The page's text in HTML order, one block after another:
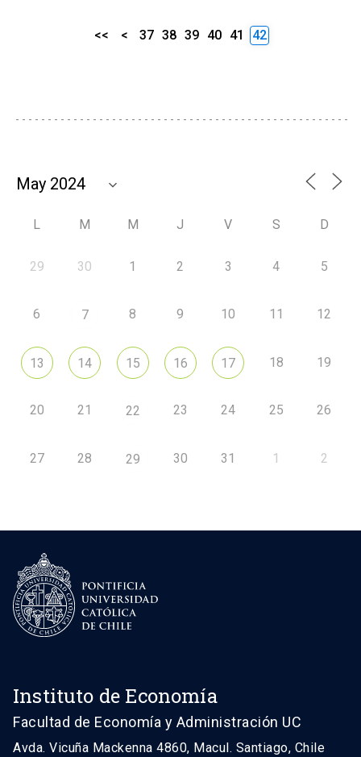
<< < 37 38 39 40 41 42
L M M J V S D
29 30 1 2 3 4 5
6 7 8 9 10 11 12
13 14 15 16 17 18 19
20 21 22 23 24 25 26
27 28 29 30 31 1 2
Instituto de Economía
Facultad de Economía y Administración UC
Avda. Vicuña Mackenna 4860, Macul. Santiago, Chile